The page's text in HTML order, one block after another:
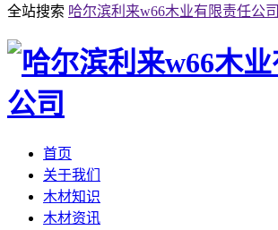
全站搜索 哈尔滨利来w66木业有限责任公司
首页
关于我们
木材知识
木材资讯